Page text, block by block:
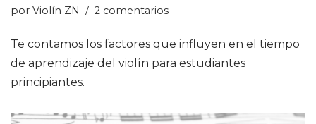
por Violín ZN 2 comentarios
Te contamos los factores que influyen en el tiempo
de aprendizaje del violín para estudiantes
principiantes.